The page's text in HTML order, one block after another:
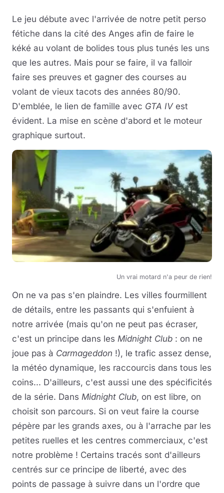
Le jeu débute avec l'arrivée de notre petit perso
fétiche dans la cité des Anges afin de faire le
kéké au volant de bolides tous plus tunés les uns
que les autres. Mais pour se faire, il va falloir
faire ses preuves et gagner des courses au
volant de vieux tacots des années 80/90.
D'emblée, le lien de famille avec GTA IVest
évident. La mise en scène d'abord et le moteur
graphique surtout.
Un vrai motard n'a peur de rien!
On ne va pas s'en plaindre. Les villes fourmillent
de détails, entre les passants qui s'enfuient à
notre arrivée (mais qu'on ne peut pas écraser,
c'est un principe dans les Midnight Club : on ne
joue pas à Carmageddon !), le trafic assez dense,
la météo dynamique, les raccourcis dans tous les
coins... D'ailleurs, c'est aussi une des spécificités
de la série. Dans Midnight Club, on est libre, on
choisit son parcours. Si on veut faire la course
pépère par les grands axes, ou à l'arrache par les
petites ruelles et les centres commerciaux, c'est
notre problème ! Certains tracés sont d'ailleurs
centrés sur ce principe de liberté, avec des
points de passage à suivre dans un l'ordre que